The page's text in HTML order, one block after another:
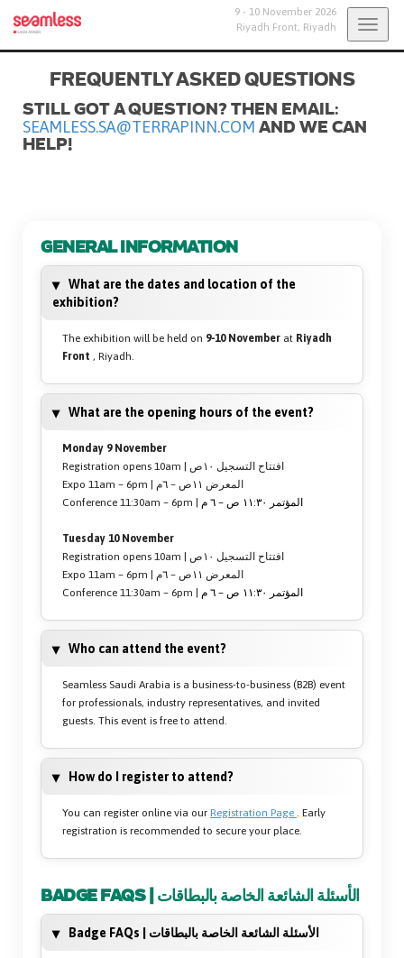
9 - 10 November 2026
Riyadh Front, Riyadh
FREQUENTLY ASKED QUESTIONS
STILL GOT A QUESTION? THEN EMAIL:
SEAMLESS.SA@TERRAPINN.COM AND WE CAN
HELP!
GENERAL INFORMATION
What are the dates and location of the
exhibition?
The exhibition will be held on 9-10 November at Riyadh
Front , Riyadh.
What are the opening hours of the event?
Monday 9 November
Registration opens 10am | افتتاح التسجيل ١٠ص
Expo 11am – 6pm | المعرض ١١ص – ٦م
Conference 11:30am – 6pm |
المؤتمر ١١:٣٠ ص – ٦ م
Tuesday 10 November
Registration opens 10am | افتتاح التسجيل ١٠ص
Expo 11am – 6pm | المعرض ١١ص – ٦م
Conference 11:30am – 6pm |
المؤتمر ١١:٣٠ ص – ٦ م
Who can attend the event?
Seamless Saudi Arabia is a business-to-business (B2B) event
for professionals, industry representatives, and invited
guests. This event is free to attend.
How do I register to attend?
You can register online via our Registration Page . Early
registration is recommended to secure your place.
BADGE FAQS | الأسئلة الشائعة الخاصة بالبطاقات
Badge FAQs | الأسئلة الشائعة الخاصة بالبطاقات